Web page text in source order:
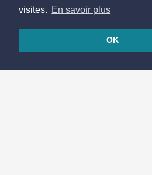
visites. En savoir plus
OK